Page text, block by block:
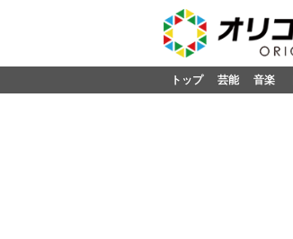
トップ 芸能 音楽